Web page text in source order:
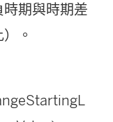
期與時期差
。